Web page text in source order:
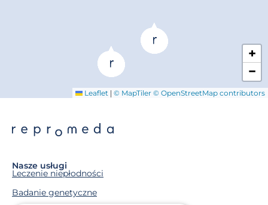
+
−
Leaflet | © MapTiler © OpenStreetMap contributors
Nasze usługi
Leczenie niepłodności
Badanie genetyczne